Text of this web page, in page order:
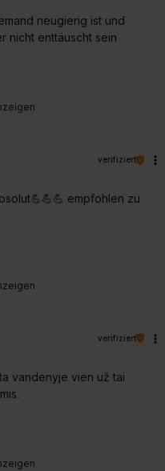
neugierig ist und
nicht enttäuscht sein
verifiziert
empfohlen zu
verifiziert
vandenyje vien už tai